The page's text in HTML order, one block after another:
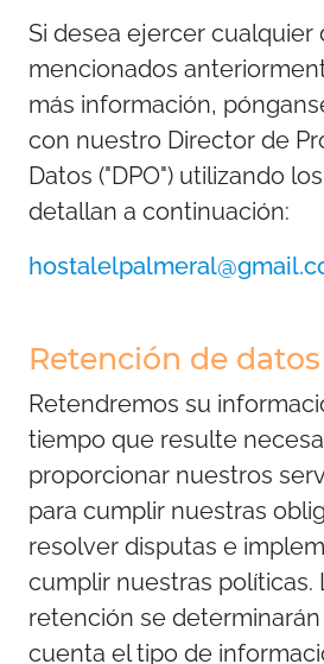
Si desea ejercer cualquier
mencionados
más información,
con nuestro Director de
Datos ("DPO") utilizando
detallan a continuación:
Retención de datos
Retendremos su
tiempo que resulte
proporcionar nuestros
para cumplir nuestras
resolver disputas e
cumplir nuestras políticas.
retención se
cuenta el tipo de